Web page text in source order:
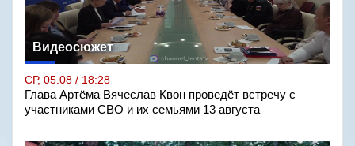
Видеосюжет
СР, 05.08 / 18:28
Глава Артёма Вячеслав Квон проведёт встречу с
участниками СВО и их семьями 13 августа